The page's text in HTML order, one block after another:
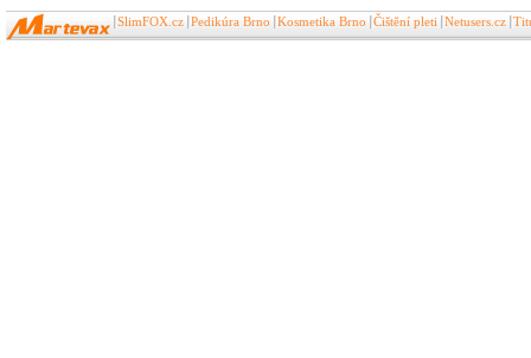
SlimFOX.cz Pedikúra Brno Kosmetika Brno Čištění pleti Netusers.cz